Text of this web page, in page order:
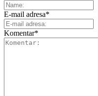
E-mail adresa*
Komentar*